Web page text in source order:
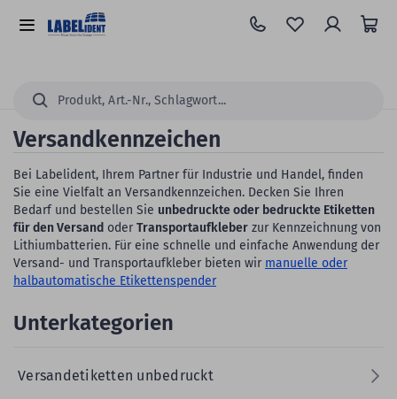
Hauptinhalt
springen
Alle
Suchen...
Versandkennzeichen
Bei Labelident, Ihrem Partner für Industrie und Handel, finden
Sie eine Vielfalt an Versandkennzeichen. Decken Sie Ihren
Bedarf und bestellen Sie unbedruckte oder bedruckte Etiketten
für den Versand oder Transportaufkleber zur Kennzeichnung von
Lithiumbatterien. Für eine schnelle und einfache Anwendung der
Versand- und Transportaufkleber bieten wir manuelle oder
halbautomatische Etikettenspender
Unterkategorien
Versandetiketten unbedruckt